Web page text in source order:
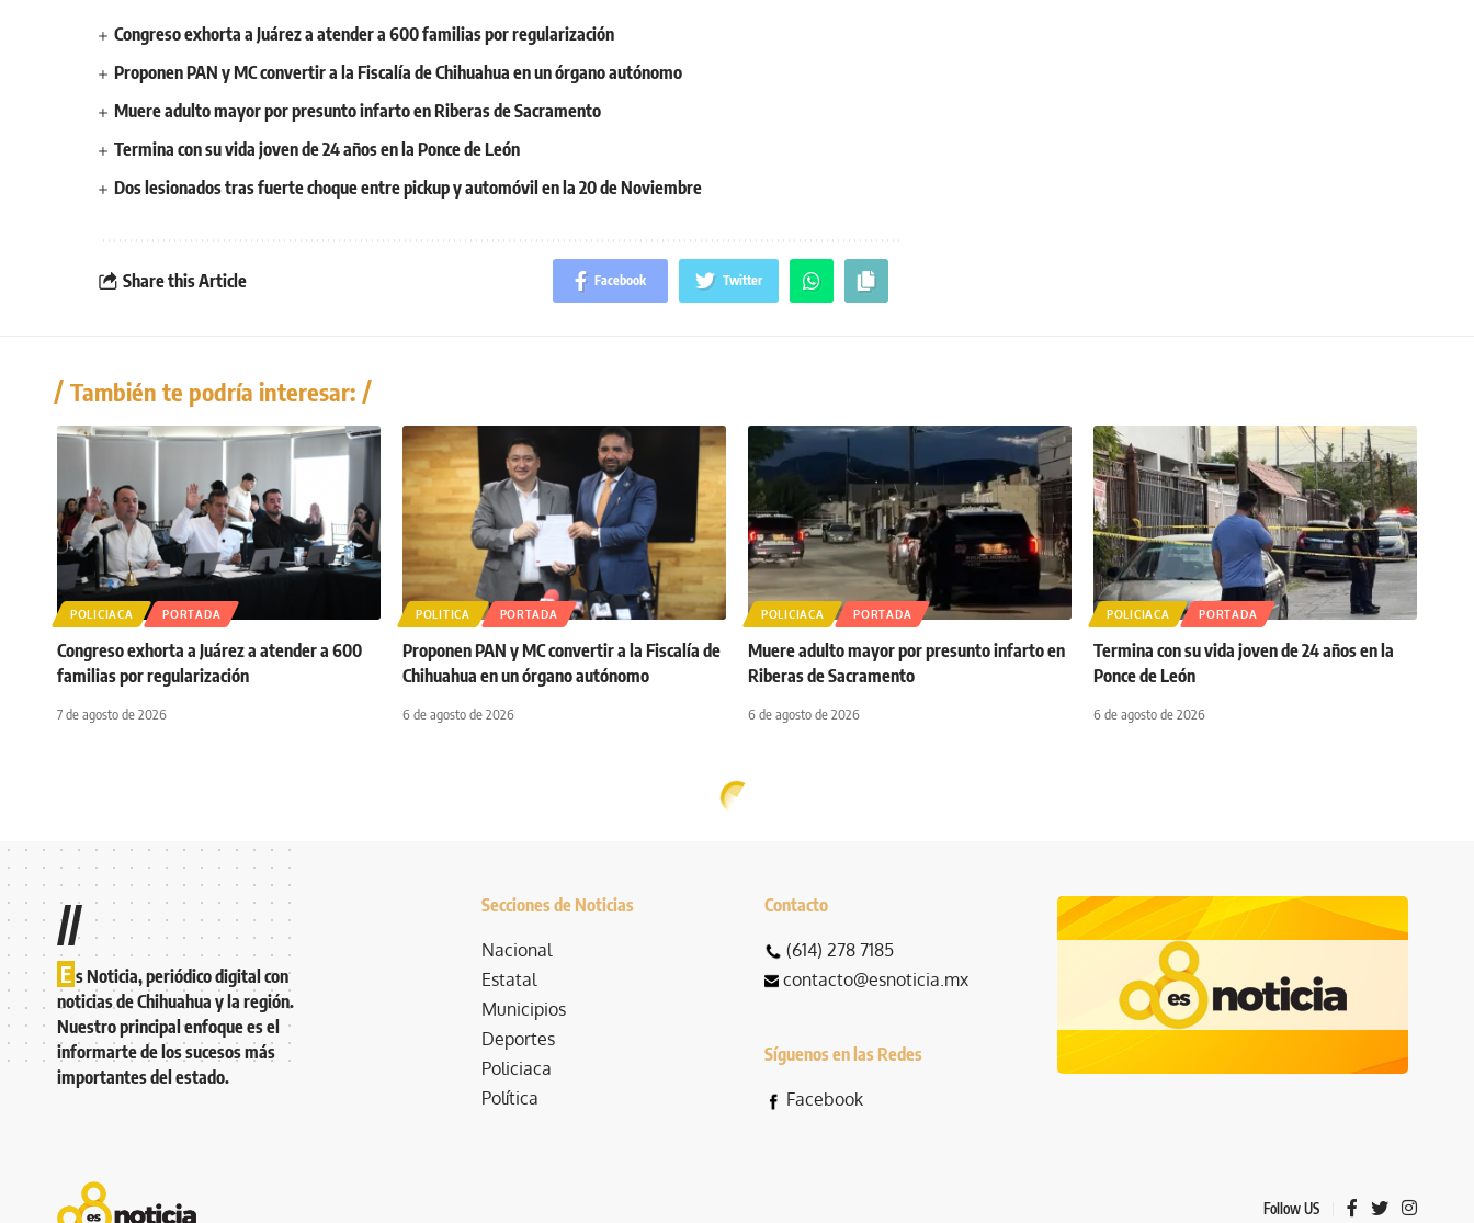
Congreso exhorta a Juárez a atender a 600 familias por regularización
Proponen PAN y MC convertir a la Fiscalía de Chihuahua en un órgano autónomo
Muere adulto mayor por presunto infarto en Riberas de Sacramento
Termina con su vida joven de 24 años en la Ponce de León
Dos lesionados tras fuerte choque entre pickup y automóvil en la 20 de Noviembre
Share this Article Facebook Twitter
También te podría interesar:
POLICIACA PORTADA
Congreso exhorta a Juárez a atender a 600
familias por regularización
7 de agosto de 2026
POLITICA PORTADA
Proponen PAN y MC convertir a la Fiscalía de
Chihuahua en un órgano autónomo
6 de agosto de 2026
POLICIACA PORTADA
Muere adulto mayor por presunto infarto en
Riberas de Sacramento
6 de agosto de 2026
POLICIACA PORTADA
Termina con su vida joven de 24 años en la
Ponce de León
6 de agosto de 2026
//
E s Noticia, periódico digital con
noticias de Chihuahua y la región.
Nuestro principal enfoque es el
informarte de los sucesos más
importantes del estado.
Secciones de Noticias
Nacional
Estatal
Municipios
Deportes
Policiaca
Política
Contacto
(614) 278 7185
contacto@esnoticia.mx
Síguenos en las Redes
Facebook
Follow US